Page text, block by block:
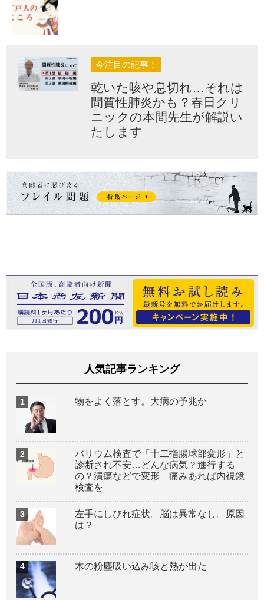
今注目の記事！
乾いた咳や息切れ…それは
間質性肺炎かも？春日クリ
ニックの本間先生が解説い
たします
人気記事ランキング
物をよく落とす。大病の予兆か
バリウム検査で「十二指腸球部変形」と
診断され不安…どんな病気？進行する
の？潰瘍などで変形 痛みあれば内視鏡
検査を
左手にしびれ症状。脳は異常なし。原因
は？
木の粉塵吸い込み咳と熱が出た